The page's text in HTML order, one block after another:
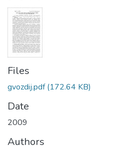
Files
gvozdij.pdf(172.64 KB)
Date
2009
Authors